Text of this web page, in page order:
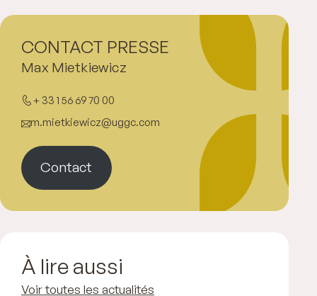
Max Mietkiewicz
+ 33 1 56 69 70 00
m.mietkiewicz@uggc.com
Contact
CONTACT PRESSE
À lire aussi
Voir toutes les actualités